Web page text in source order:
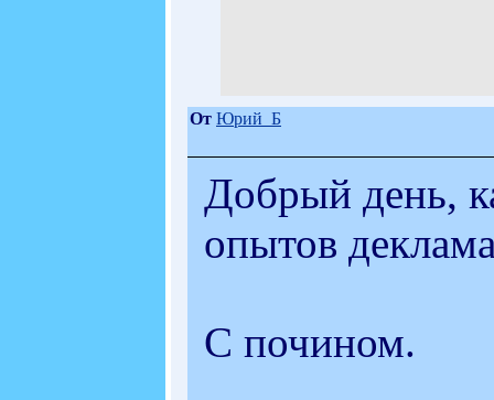
От Юрий_Б
Добрый день,
опытов
С почином.